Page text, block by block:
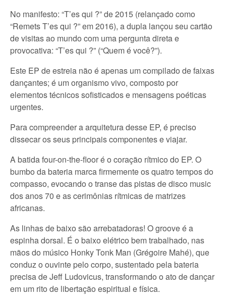
No manifesto: “T’es qui ?” de 2015 (relançado como
“Remets T’es qui ?” em 2016), a dupla lançou seu cartão
de visitas ao mundo com uma pergunta direta e
provocativa: “T’es qui ?” (“Quem é você?”).
Este EP de estreia não é apenas um compilado de faixas
dançantes; é um organismo vivo, composto por
elementos técnicos sofisticados e mensagens poéticas
urgentes.
Para compreender a arquitetura desse EP, é preciso
dissecar os seus principais componentes e viajar.
A batida four-on-the-floor é o coração rítmico do EP. O
bumbo da bateria marca firmemente os quatro tempos do
compasso, evocando o transe das pistas de disco music
dos anos 70 e as cerimônias rítmicas de matrizes
africanas.
As linhas de baixo são arrebatadoras! O groove é a
espinha dorsal. É o baixo elétrico bem trabalhado, nas
mãos do músico Honky Tonk Man (Grégoire Mahé), que
conduz o ouvinte pelo corpo, sustentado pela bateria
precisa de Jeff Ludovicus, transformando o ato de dançar
em um rito de libertação espiritual e física.